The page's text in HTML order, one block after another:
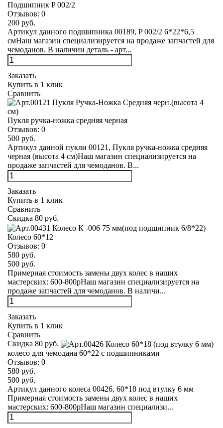
Подшипник P 002/2
Отзывов: 0
200 руб.
Артикул данного подшипника 00189, P 002/2 6*22*6,5
смНаш магазин специализируется на продаже запчастей для
чемоданов. В наличии деталь - арт...
Заказать
Купить в 1 клик
Сравнить
Пукля ручка-ножка средняя черная
Отзывов: 0
500 руб.
Артикул данной пукли 00121, Пукля ручка-ножка средняя
черная (высота 4 см)Наш магазин специализируется на
продаже запчастей для чемоданов. В...
Заказать
Купить в 1 клик
Сравнить
Скидка 80 руб.
Колесо 60*12
Отзывов: 0
580 руб.
500 руб.
Примерная стоимость замены двух колес в наших
мастерских: 600-800рНаш магазин специализируется на
продаже запчастей для чемоданов. В наличи...
Заказать
Купить в 1 клик
Сравнить
Скидка 80 руб.
колесо для чемодана 60*22 с подшипниками
Отзывов: 0
580 руб.
500 руб.
Артикул данного колеса 00426, 60*18 под втулку 6 мм
Примерная стоимость замены двух колес в наших
мастерских: 600-800рНаш магазин специализи...